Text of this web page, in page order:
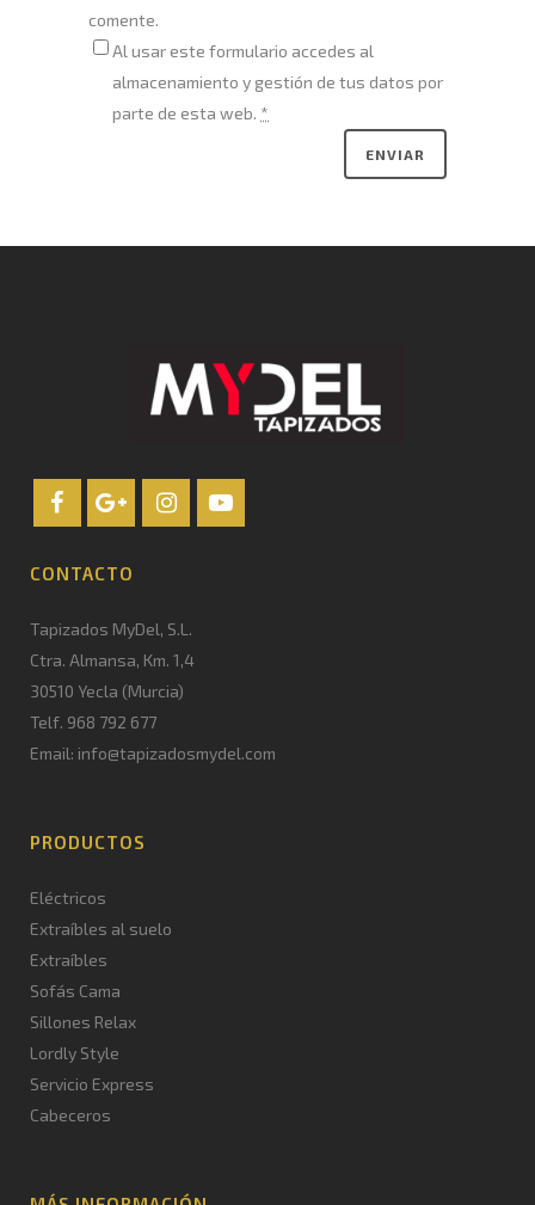
comente.
Al usar este formulario accedes al
almacenamiento y gestión de tus datos por
parte de esta web. *
CONTACTO
Tapizados MyDel, S.L.
Ctra. Almansa, Km. 1,4
30510 Yecla (Murcia)
Telf. 968 792 677
Email: info@tapizadosmydel.com
PRODUCTOS
Eléctricos
Extraíbles al suelo
Extraíbles
Sofás Cama
Sillones Relax
Lordly Style
Servicio Express
Cabeceros